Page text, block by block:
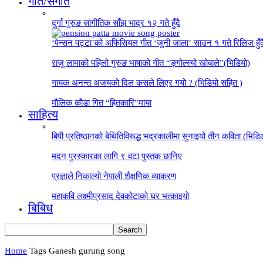
दुर्गा गुरुङ सांगीतिक साँझ भाद्र १२ गते हुँदै
‘पेन्सन पट्टा’को अफिसियल गीत ‘जुनी जाला’ साउन १ गते रिलिज
राजु लामाको पहिलो गुरुङ भाषाको गीत “ङ्गोल्स्यो खोबाले”(भिडियो)
गायक अनन्त अजयको दिल कसले लिएर गयो ? (भिडियो सहित )
माैलिक काैडा गित “हितकारि”माया
साहित्य
बिपी प्रतिष्ठानको बेथितिविरूद्ध भद्रकालीमा सुनाइयो तीन कविता
मदन पुरस्कारका लागि ९ वटा पुस्तक छानिए
प्रज्ञाले निकाल्यो नेपाली शैक्षणिक व्याकरण
महाकवि लक्ष्मीप्रसाद देवकोटाको घर भत्काइयो
बिबिध
Home Tags Ganesh gurung song